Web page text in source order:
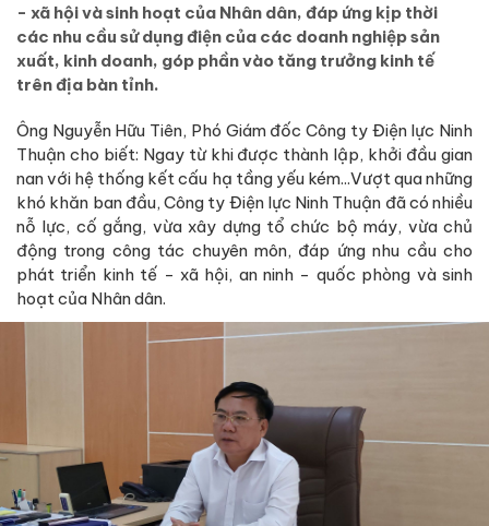
- xã hội và sinh hoạt của Nhân dân, đáp ứng kịp thời
các nhu cầu sử dụng điện của các doanh nghiệp sản
xuất, kinh doanh, góp phần vào tăng trưởng kinh tế
trên địa bàn tỉnh.
Ông Nguyễn Hữu Tiên, Phó Giám đốc Công ty Điện lực Ninh
Thuận cho biết: Ngay từ khi được thành lập, khởi đầu gian
nan với hệ thống kết cấu hạ tầng yếu kém...Vượt qua những
khó khăn ban đầu, Công ty Điện lực Ninh Thuận đã có nhiều
nỗ lực, cố gắng, vừa xây dựng tổ chức bộ máy, vừa chủ
động trong công tác chuyên môn, đáp ứng nhu cầu cho
phát triển kinh tế - xã hội, an ninh - quốc phòng và sinh
hoạt của Nhân dân.